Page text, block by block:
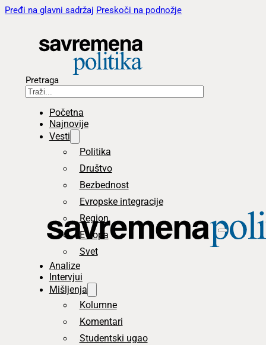
Pređi na glavni sadržaj Preskoči na podnožje
Pretraga
Početna
Najnovije
Vesti
Politika
Društvo
Bezbednost
Evropske integracije
Region
Evropa
Svet
Analize
Intervjui
Mišljenja
Kolumne
Komentari
Studentski ugao